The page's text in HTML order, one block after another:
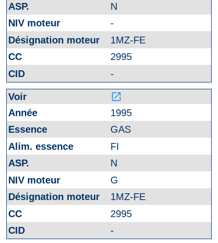
N
-
1MZ-FE
2995
-
launch
1995
GAS
FI
N
G
1MZ-FE
2995
-